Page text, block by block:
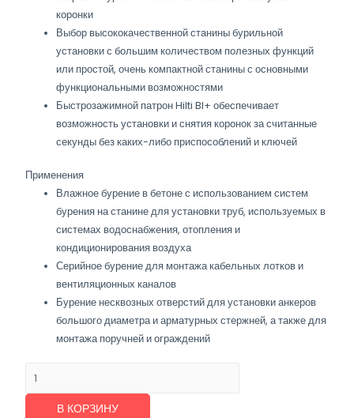
коронки
Выбор высококачественной станины бурильной
установки с большим количеством полезных функций
или простой, очень компактной станины с основными
функциональными возможностями
Быстрозажимной патрон Hilti BI+ обеспечивает
возможность установки и снятия коронок за считанные
секунды без каких-либо приспособлений и ключей
Применения
Влажное бурение в бетоне с использованием систем
бурения на станине для установки труб, используемых в
системах водоснабжения, отопления и
кондиционирования воздуха
Серийное бурение для монтажа кабельных лотков и
вентиляционных каналов
Бурение несквозных отверстий для установки анкеров
большого диаметра и арматурных стержней, а также для
монтажа поручней и ограждений
УстановкаВ КОРЗИНУ